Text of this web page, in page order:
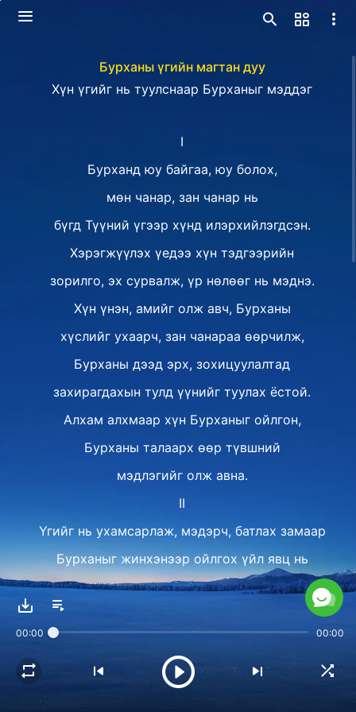
Бурханы үгийн магтан дуу
Хүн үгийг нь туулснаар Бурханыг мэддэг
I
Бурханд юу байгаа, юу болох,
мөн чанар, зан чанар нь
бүгд Түүний үгээр хүнд илэрхийлэгдсэн.
Хэрэгжүүлэх үедээ хүн тэдгээрийн
зорилго, эх сурвалж, үр нөлөөг нь мэднэ.
Хүн үнэн, амийг олж авч, Бурханы
хүслийг ухаарч, зан чанараа өөрчилж,
Бурханы дээд эрх, зохицуулалтад
захирагдахын тулд үүнийг туулах ёстой.
Алхам алхмаар хүн Бурханыг ойлгон,
Бурханы талаарх өөр түвшний
мэдлэгийг олж авна.
II
Үгийг нь ухамсарлаж, мэдэрч, батлах замаар
Бурханыг жинхэнээр ойлгох үйл явц нь
хүн Бурханы санаа зорилгыг мэдэж,
Бурханд юу байгаа, Тэр юу болохыг ойлгон,
бүх зүйлийг Бурхан ноёрхдгийг,
ялгамж чанар, байр суурийг нь тодорхой мэддэг
00:00 00:00